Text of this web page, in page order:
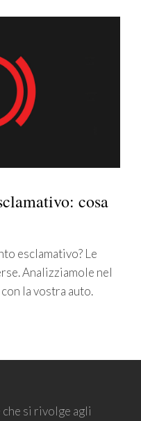
cosa
esclamativo? Le
Analizziamole nel
la vostra auto.
che si rivolge agli